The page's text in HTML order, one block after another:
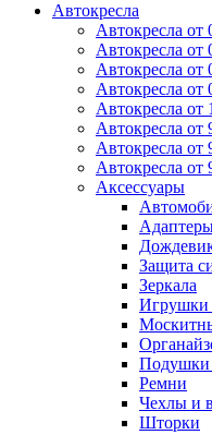
Автокресла
Автокресла от
Автокресла от
Автокресла от
Автокресла от
Автокресла от
Автокресла от
Автокресла от
Автокресла от
Аксессуары
Защита
Зеркала
Игрушки
Ремни
Чехлы и
Шторки